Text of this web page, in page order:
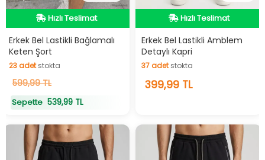
Hızlı Teslimat
Hızlı Teslimat
Erkek Bel Lastikli Bağlamalı
Keten Şort
23adetstokta
23adetstokta
599,99 TL
Sepette 539,99 TL
Hızlı Teslimat
Hızlı Teslimat
Erkek Bel Lastikli Amblem
Detaylı Kapri
37adetstokta
37adetstokta
399,99 TL